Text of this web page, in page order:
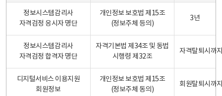
정보시스템감리사
자격검정 응시자 명단
개인정보 보호법 제15조
(정보주체 등의)
3년
정보시스템감리사
자격검정 합격자 명단
자격기본법 제34조 및 동법
시행령 제32조
자격탈퇴시까
디지털서비스 이용지원
회원정보
개인정보 보호법 제15조
(정보주체 동의)
회원탈퇴시까